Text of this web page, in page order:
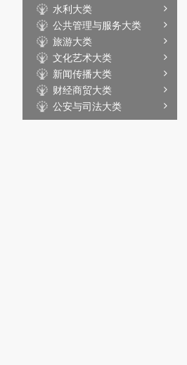
水利大类
公共管理与服务大类
旅游大类
文化艺术大类
新闻传播大类
财经商贸大类
公安与司法大类